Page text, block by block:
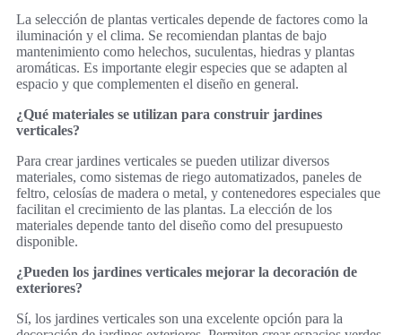
La selección de plantas verticales depende de factores como la
iluminación y el clima. Se recomiendan plantas de bajo
mantenimiento como helechos, suculentas, hiedras y plantas
aromáticas. Es importante elegir especies que se adapten al
espacio y que complementen el diseño en general.
¿Qué materiales se utilizan para construir jardines
verticales?
Para crear jardines verticales se pueden utilizar diversos
materiales, como sistemas de riego automatizados, paneles de
feltro, celosías de madera o metal, y contenedores especiales que
facilitan el crecimiento de las plantas. La elección de los
materiales depende tanto del diseño como del presupuesto
disponible.
¿Pueden los jardines verticales mejorar la decoración de
exteriores?
Sí, los jardines verticales son una excelente opción para la